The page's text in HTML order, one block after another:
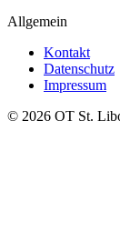
Allgemein
Kontakt
Datenschutz
Impressum
© 2026 OT St.